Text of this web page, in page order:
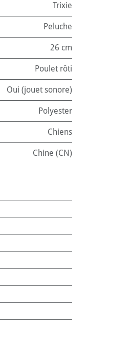
Trixie
Peluche
26 cm
Poulet rôti
Oui (jouet sonore)
Polyester
Chiens
Chine (CN)